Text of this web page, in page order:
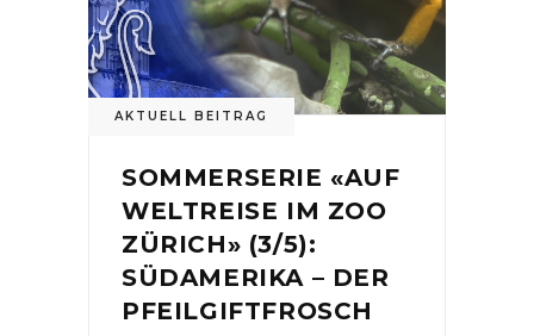
AKTUELL BEITRAG
SOMMERSERIE «AUF
WELTREISE IM ZOO
ZÜRICH» (3/5):
SÜDAMERIKA – DER
PFEILGIFTFROSCH